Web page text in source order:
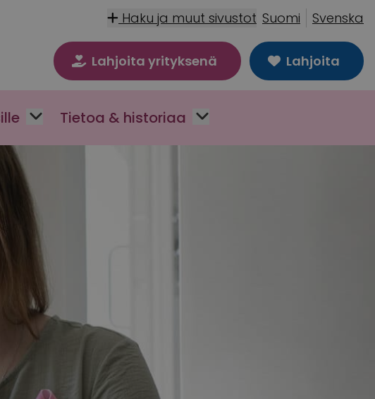
Haku ja muut sivustot Suomi Svenska
Lahjoita yrityksenä Lahjoita
Tietoa & historiaa